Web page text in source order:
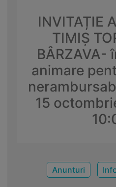
INVITAȚIE
TIMIȘ
BÂRZAVA-
animare
15
Anunturi